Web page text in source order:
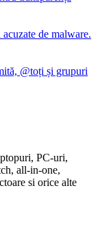
de malware.
@toți și grupuri
PC-uri,
all-in-one,
si orice alte